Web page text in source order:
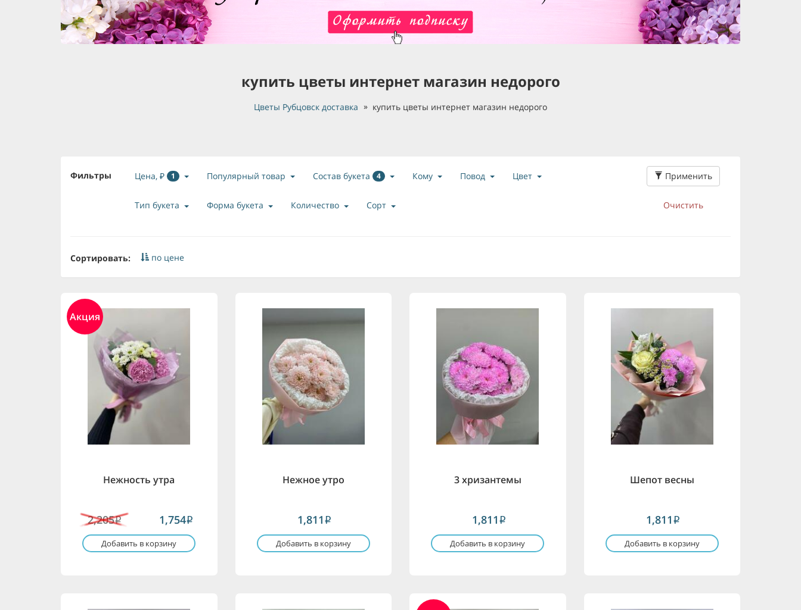
купить цветы интернет магазин недорого
Цветы Рубцовск доставка купить цветы интернет магазин недорого
Фильтры Цена, ₽ 1 Популярный товар Состав букета 4 Кому Повод Цвет
Тип букета Форма букета Количество Сорт
Применить
Очистить
Сортировать: по цене
Акция
Нежность утра
2,205i 1,754i
Добавить в корзину
Нежное утро
1,811 i
Добавить в корзину
3 хризантемы
1,811 i
Добавить в корзину
Шепот весны
1,811 i
Добавить в корзину